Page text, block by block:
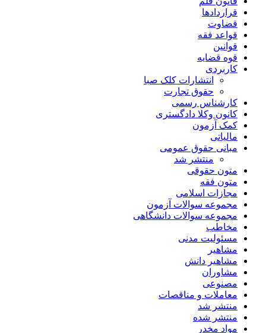
قراردادها
قضاوت
قواعد فقه
قوانین
قوه قضایه
کاربردی
انتشارات کلک صبا
حقوق تجارت
کارشناس رسمی
کانون وکلا دادگستری
کمک آزمون
مالیاتی
مبانی حقوق عمومی
منتشر شد
متون حقوقی
متون فقه
مجازات اسلامی
مجموعه سوالات آزمون
مجموعه سوالات دانشگاهی
مخاطب
مسئولیت مدنی
مشاهیر
مشاهیر دانش
مشاوران
مصنوعی
معاملات و مناقصات
منتشر شد
منتشر شده
مواد مخدر